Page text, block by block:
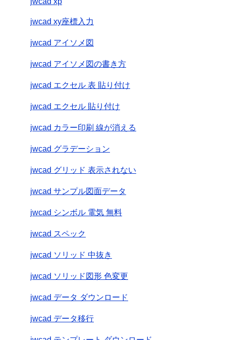
jwcad xy座標入力
jwcad アイソメ図
jwcad アイソメ図の書き方
jwcad エクセル 表 貼り付け
jwcad エクセル 貼り付け
jwcad カラー印刷 線が消える
jwcad グラデーション
jwcad グリッド 表示されない
jwcad サンプル図面データ
jwcad シンボル 電気 無料
jwcad スペック
jwcad ソリッド 中抜き
jwcad ソリッド図形 色変更
jwcad データ ダウンロード
jwcad データ移行